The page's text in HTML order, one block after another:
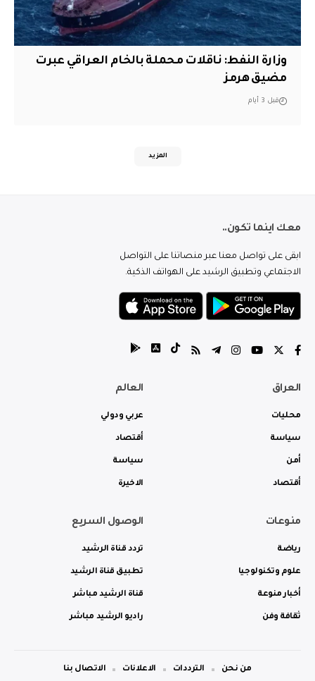
وزارة النفط: ناقلات محملة بالخام العراقي عبرت
مضيق هرمز
قبل 3 أيام
المزيد
معك اينما تكون..
ابقى على تواصل معنا عبر منصاتنا على التواصل
الاجتماعي وتطبيق الرشيد على الهواتف الذكية.
العراق
محليات
سياسة
أمن
أقتصاد
العالم
عربي ودولي
أقتصاد
سياسة
الاخيرة
منوعات
رياضة
علوم وتكنولوجيا
أخبار منوعة
ثقافة وفن
الوصول السريع
تردد قناة الرشيد
تطبيق قناة الرشيد
قناة الرشيد مباشر
راديو الرشيد مباشر
من نحن الترددات الاعلانات الاتصال بنا